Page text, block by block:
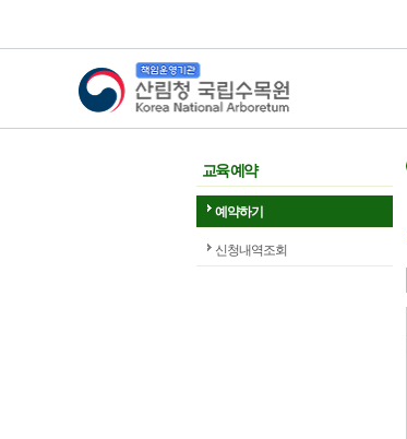
산림청 국립수목원
교육 예약
예약하기
신청내역조회